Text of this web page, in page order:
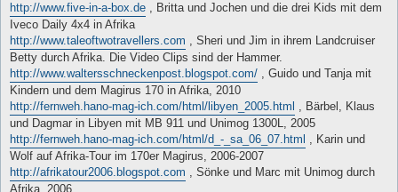
http://www.five-in-a-box.de , Britta und Jochen und die drei Kids mit dem
Iveco Daily 4x4 in Afrika
http://www.taleoftwotravellers.com , Sheri und Jim in ihrem Landcruiser
Betty durch Afrika. Die Video Clips sind der Hammer.
http://www.waltersschneckenpost.blogspot.com/ , Guido und Tanja mit
Kindern und dem Magirus 170 in Afrika, 2010
http://fernweh.hano-mag-ich.com/html/libyen_2005.html , Bärbel, Klaus
und Dagmar in Libyen mit MB 911 und Unimog 1300L, 2005
http://fernweh.hano-mag-ich.com/html/d_-_sa_06_07.html , Karin und
Wolf auf Afrika-Tour im 170er Magirus, 2006-2007
http://afrikatour2006.blogspot.com , Sönke und Marc mit Unimog durch
Afrika, 2006